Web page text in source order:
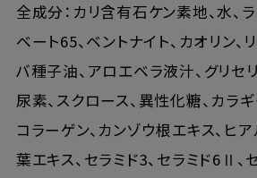
全成分：カリ含有石ケン素地、水、
ベート65、ベントナイト、カオリン、
バ種子油、アロエベラ液汁、グリセリ
尿素、スクロース、異性化糖、カラ
コラーゲン、カンゾウ根エキス、ヒ
葉エキス、セラミド3、セラミド6Ⅱ、